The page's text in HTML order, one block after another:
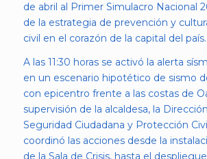
de abril al Primer Simulacro Nacional
de la estrategia de prevención y
civil en el corazón de la capital del país.
A las 11:30 horas se activó la alerta
en un escenario hipotético de sismo
con epicentro frente a las costas de
supervisión de la alcaldesa, la
Seguridad Ciudadana y Protección
coordinó las acciones desde la
de la Sala de Crisis, hasta el